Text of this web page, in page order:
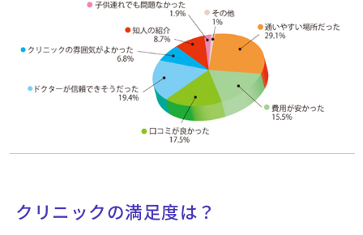
クリニックの満足度は？